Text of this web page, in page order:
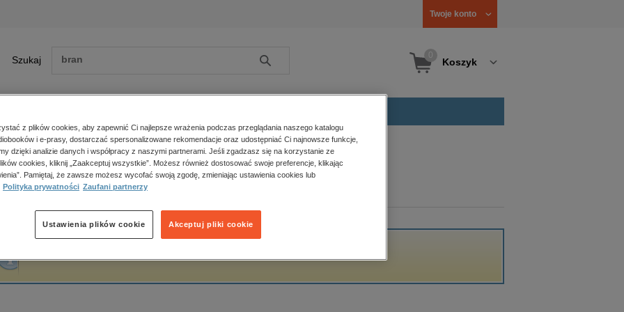
Twoje konto
Szukaj Szukaj Koszyk
Zobacz wszystkie E-prasa
polityka, społeczno-informacyjne
psychologiczne
popularno-naukowe
historia
główna Ewa Bartnik
Bartnik
z plików cookies, aby zapewnić Ci najlepsze wrażenia podczas przeglądania naszego katalogu
i e-prasy, dostarczać spersonalizowane rekomendacje oraz udostępniać Ci najnowsze funkcje,
dzięki analizie danych i współpracy z naszymi partnerami. Jeśli zgadzasz się na korzystanie ze
cookies, kliknij „Zaakceptuj wszystkie”. Możesz również dostosować swoje preferencje, klikając
Pamiętaj, że zawsze możesz wycofać swoją zgodę, zmieniając ustawienia cookies lub
Polityka prywatności Zaufani partnerzy
Akceptuj pliki cookie
Ustawienia plików cookie